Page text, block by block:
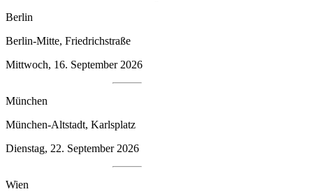
Berlin
Berlin-Mitte, Friedrichstraße
Mittwoch, 16. September 2026
München
München-Altstadt, Karlsplatz
Dienstag, 22. September 2026
Wien